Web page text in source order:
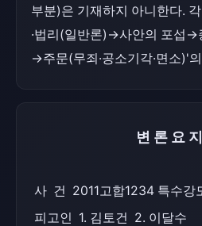
부분)은 기재하지 아니한다.
·법리(일반론)→사안의 포섭→
→주문(무죄·공소기각·면소)'
변론요
사  건  2011고합1234 특수강
피고인  1. 김토건  2. 이달수